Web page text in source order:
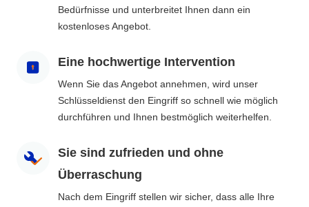
Bedürfnisse und unterbreitet Ihnen dann ein
kostenloses Angebot.
Eine hochwertige Intervention
Wenn Sie das Angebot annehmen, wird unser
Schlüsseldienst den Eingriff so schnell wie möglich
durchführen und Ihnen bestmöglich weiterhelfen.
Sie sind zufrieden und ohne
Überraschung
Nach dem Eingriff stellen wir sicher, dass alle Ihre